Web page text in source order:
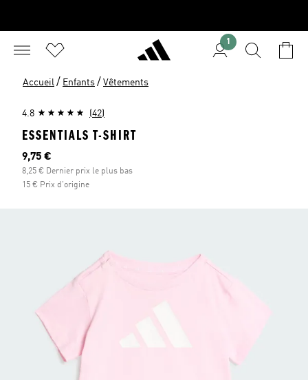
1
Accueil / Enfants / Vêtements
4.8 (42)
ESSENTIALS T-SHIRT
Prix actuel
9,75 €
8,25 € Dernier prix le plus bas
15 € Prix d'origine